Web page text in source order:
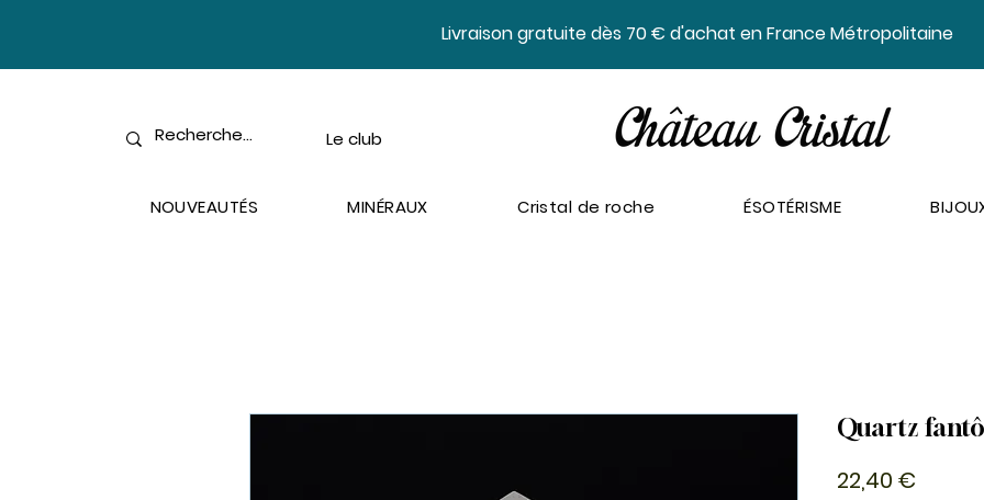
​Livraison gratuite dès 70 € d'achat en France Métropolitaine
Le club
NOUVEAUTÉS MINÉRAUX Cristal de roche ÉSOTÉRISME
Quartz
22,40 €